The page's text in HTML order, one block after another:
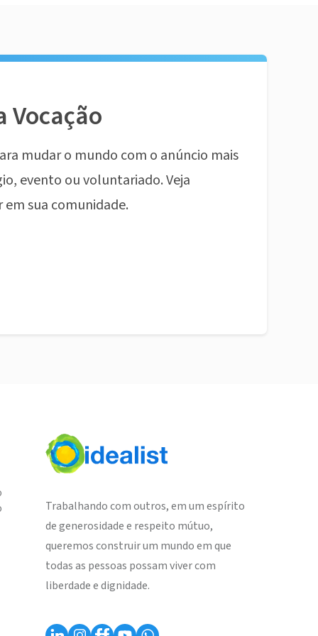
Vocação
mudar o mundo com o anúncio mais
evento ou voluntariado. Veja
sua comunidade.
Trabalhando com outros, em um espírito
de generosidade e respeito mútuo,
queremos construir um mundo em que
todas as pessoas possam viver com
liberdade e dignidade.